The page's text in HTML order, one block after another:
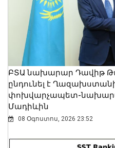
ԲՏԱ նախարար Դավիթ
ընդունել է
փոխվարչապետ-
Մադիևին
08 Օգոստոս, 2026 23:52